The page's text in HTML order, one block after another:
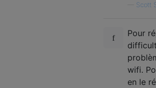
Scott
Pour
wifi.
en le